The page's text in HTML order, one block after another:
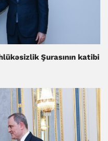
Şurasının katibi